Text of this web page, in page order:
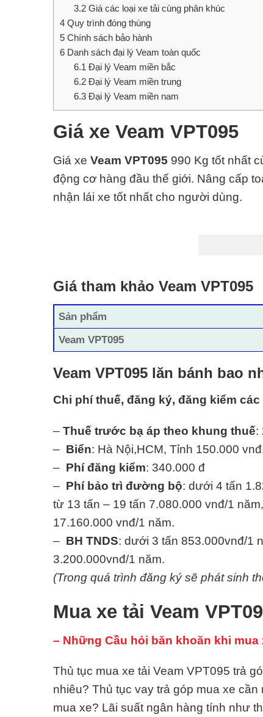
3.2Giá các loại xe tải cùng phân khúc
4 Quy trình đóng thùng
5 Chính sách bảo hành
6 Danh sách đại lý Veam toàn quốc
6.1 Đại lý Veam miền bắc
6.2Đại lý Veam miền trung
6.3Đại lý Veam miền nam
Giá xe Veam VPT095
Giá xe Veam VPT095 990 Kg tốt nhất
động cơ hàng đầu thế giới. Nâng cấp
nhận lái xe tốt nhất cho người dùng.
Giá tham khảo Veam VPT095
Sản phẩm
Veam VPT095
Veam VPT095 lăn bánh bao
Chi phí thuế, đăng ký, đăng kiểm
– Thuế trước bạ áp theo khung thuế:
– Biển: Hà Nội,HCM, Tỉnh 150.000
– Phí đăng kiểm: 340.000 đ
– Phí bảo trì đường bộ: dưới 4 tấn
từ 13 tấn – 19 tấn 7.080.000 vnđ/1
17.160.000 vnđ/1 năm.
– BH TNDS: dưới 3 tấn 853.000vnđ/1
3.200.000vnđ/1 năm.
(Trong quá trình đăng ký sẽ phát sinh
Mua xe tải Veam
– Những Cầu hỏi băn khoăn khi mua
Thủ tục mua xe tải Veam VPT095 trả
nhiêu? Thủ tục vay trả góp mua xe
mua xe? Lãi suất ngân hàng tính như